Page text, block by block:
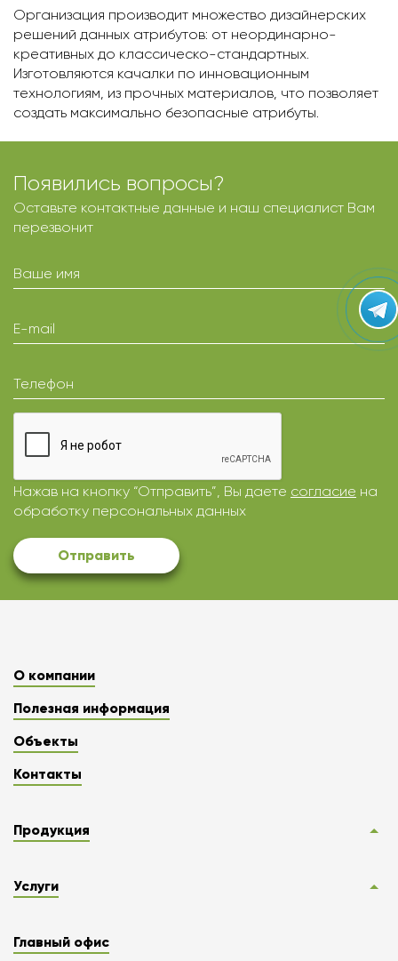
Организация производит множество дизайнерских
решений данных атрибутов: от неординарно-
креативных до классическо-стандартных.
Изготовляются качалки по инновационным
технологиям, из прочных материалов, что позволяет
создать максимально безопасные атрибуты.
Появились вопросы?
Оставьте контактные данные и наш специалист Вам
перезвонит
Ваше имя
E-mail
Телефон
Нажав на кнопку “Отправить”, Вы даете согласие на
обработку персональных данных
Отправить
О компании
Полезная информация
Объекты
Контакты
Продукция
Услуги
Главный офис